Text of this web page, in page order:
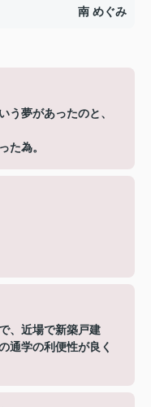
南 めぐみ
う夢があったのと、
た為。
、近場で新築戸建
通学の利便性が良く